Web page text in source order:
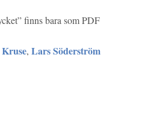
finns bara som PDF
, Lars Söderström